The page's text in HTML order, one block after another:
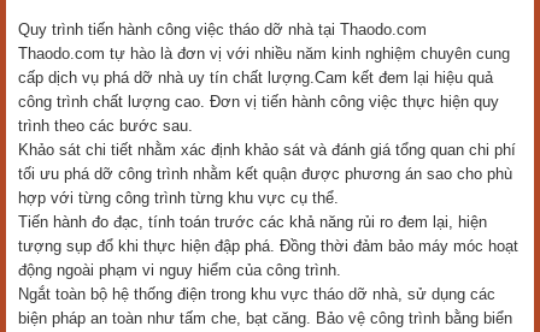
Quy trình tiến hành công việc tháo dỡ nhà tại Thaodo.com
Thaodo.com tự hào là đơn vị với nhiều năm kinh nghiệm chuyên cung
cấp dịch vụ phá dỡ nhà uy tín chất lượng.Cam kết đem lại hiệu quả
công trình chất lượng cao. Đơn vị tiến hành công việc thực hiện quy
trình theo các bước sau.
Khảo sát chi tiết nhằm xác định khảo sát và đánh giá tổng quan chi phí
tối ưu phá dỡ công trình nhằm kết quận được phương án sao cho phù
hợp với từng công trình từng khu vực cụ thể.
Tiến hành đo đạc, tính toán trước các khả năng rủi ro đem lại, hiện
tượng sụp đổ khi thực hiện đập phá. Đồng thời đảm bảo máy móc hoạt
động ngoài phạm vi nguy hiểm của công trình.
Ngắt toàn bộ hệ thống điện trong khu vực tháo dỡ nhà, sử dụng các
biện pháp an toàn như tấm che, bạt căng. Bảo vệ công trình bằng biển